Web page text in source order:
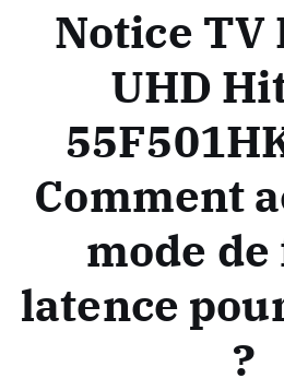
Notice TV
UHD
Comment
mode
latence
?